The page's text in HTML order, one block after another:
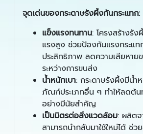
จุดเด่นของกระดาษรังผึ้งกันกระแทก:
แข็งแรงทนทาน: โครงสร้างรั
แรงสูง ช่วยป้องกันแรงกระแท
ประสิทธิภาพ ลดความเสียหาย
ระหว่างการขนส่ง
น้ำหนักเบา: กระดาษรังผึ้งมีน้ำ
ภัณฑ์ประเภทอื่น ๆ ทำให้ลดต้น
อย่างมีนัยสำคัญ
เป็นมิตรต่อสิ่งแวดล้อม: ผลิตจ
สามารถนำกลับมาใช้ใหม่ได้ ช่